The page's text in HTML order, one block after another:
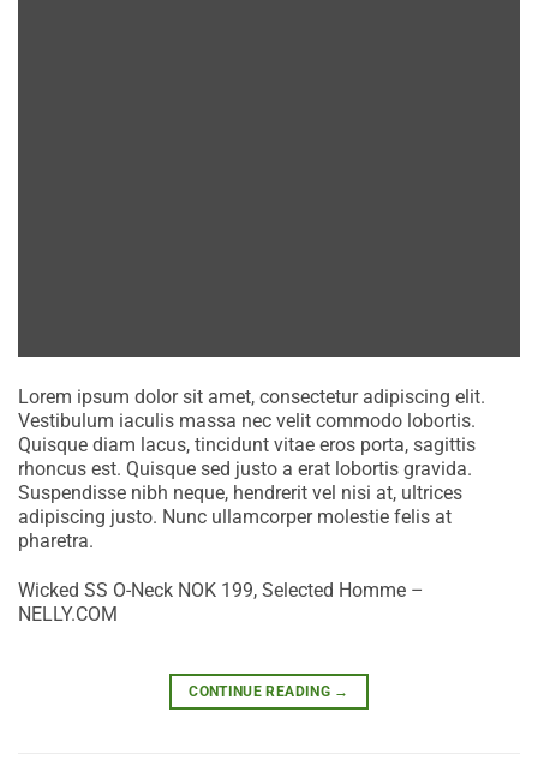
Lorem ipsum dolor sit amet, consectetur adipiscing elit.
Vestibulum iaculis massa nec velit commodo lobortis.
Quisque diam lacus, tincidunt vitae eros porta, sagittis
rhoncus est. Quisque sed justo a erat lobortis gravida.
Suspendisse nibh neque, hendrerit vel nisi at, ultrices
adipiscing justo. Nunc ullamcorper molestie felis at
pharetra.
Wicked SS O-Neck NOK 199, Selected Homme –
NELLY.COM
CONTINUE READING →